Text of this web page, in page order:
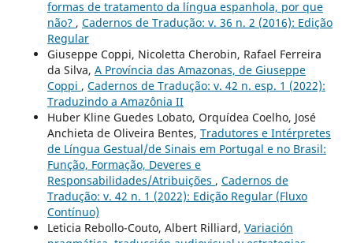
formas de tratamento da língua espanhola, por que
não? , Cadernos de Tradução: v. 36 n. 2 (2016): Edição
Regular
Giuseppe Coppi, Nicoletta Cherobin, Rafael Ferreira
da Silva, A Província das Amazonas, de Giuseppe
Coppi , Cadernos de Tradução: v. 42 n. esp. 1 (2022):
Traduzindo a Amazônia II
Huber Kline Guedes Lobato, Orquídea Coelho, José
Anchieta de Oliveira Bentes, Tradutores e Intérpretes
de Língua Gestual/de Sinais em Portugal e no Brasil:
Função, Formação, Deveres e
Responsabilidades/Atribuições , Cadernos de
Tradução: v. 42 n. 1 (2022): Edição Regular (Fluxo
Contínuo)
Leticia Rebollo-Couto, Albert Rilliard, Variación